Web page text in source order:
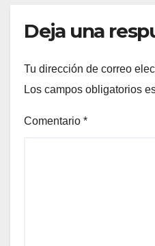
Deja una
Tu dirección de correo
Los campos obligatorios
Comentario *